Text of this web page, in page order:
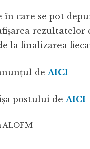
în care se pot
rezultatelor
la finalizarea
de AICI
postului de AICI
ALOFM